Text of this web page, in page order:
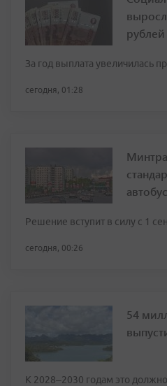
рублей
За год выплата увеличилась
сегодня, 01:28
Решение вступит в силу с 1
сегодня, 00:26
54
К 2028–2030 годам это